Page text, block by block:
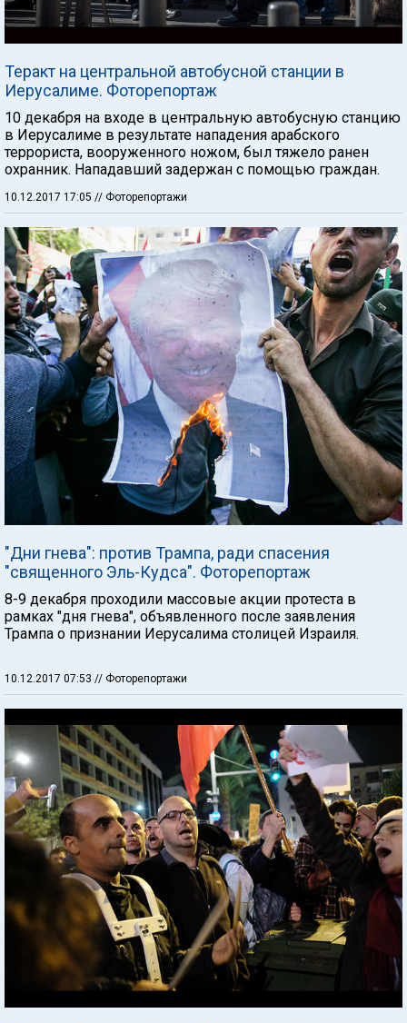
Теракт на центральной автобусной станции в
Иерусалиме. Фоторепортаж
10 декабря на входе в центральную автобусную станцию
в Иерусалиме в результате нападения арабского
террориста, вооруженного ножом, был тяжело ранен
охранник. Нападавший задержан с помощью граждан.
10.12.2017 17:05 // Фоторепортажи
"Дни гнева": против Трампа, ради спасения
"священного Эль-Кудса". Фоторепортаж
8-9 декабря проходили массовые акции протеста в
рамках "дня гнева", объявленного после заявления
Трампа о признании Иерусалима столицей Израиля.
10.12.2017 07:53 // Фоторепортажи